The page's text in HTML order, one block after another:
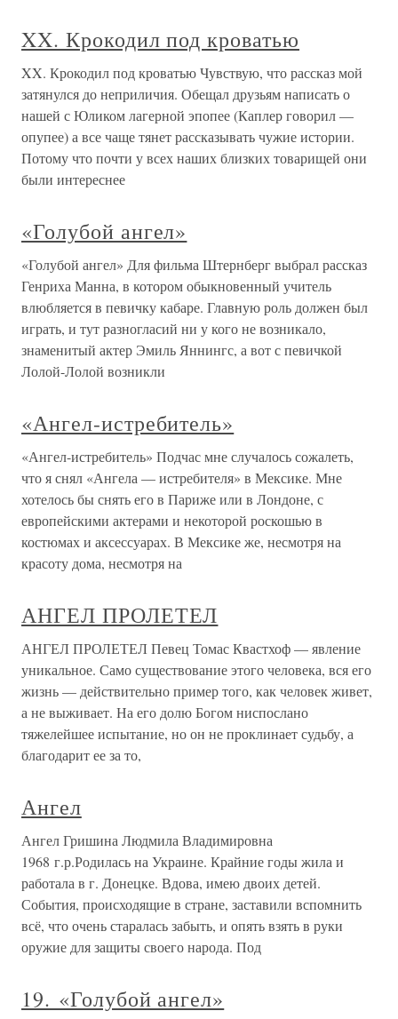
XX. Крокодил под кроватью
XX. Крокодил под кроватью Чувствую, что рассказ мой
затянулся до неприличия. Обещал друзьям написать о
нашей с Юликом лагерной эпопее (Каплер говорил —
опупее) а все чаще тянет рассказывать чужие истории.
Потому что почти у всех наших близких товарищей они
были интереснее
«Голубой ангел»
«Голубой ангел» Для фильма Штернберг выбрал рассказ
Генриха Манна, в котором обыкновенный учитель
влюбляется в певичку кабаре. Главную роль должен был
играть, и тут разногласий ни у кого не возникало,
знаменитый актер Эмиль Яннингс, а вот с певичкой
Лолой-Лолой возникли
«Ангел-истребитель»
«Ангел-истребитель» Подчас мне случалось сожалеть,
что я снял «Ангела — истребителя» в Мексике. Мне
хотелось бы снять его в Париже или в Лондоне, с
европейскими актерами и некоторой роскошью в
костюмах и аксессуарах. В Мексике же, несмотря на
красоту дома, несмотря на
АНГЕЛ ПРОЛЕТЕЛ
АНГЕЛ ПРОЛЕТЕЛ Певец Томас Квастхоф — явление
уникальное. Само существование этого человека, вся его
жизнь — действительно пример того, как человек живет,
а не выживает. На его долю Богом ниспослано
тяжелейшее испытание, но он не проклинает судьбу, а
благодарит ее за то,
Ангел
Ангел Гришина Людмила Владимировна
1968 г.р.Родилась на Украине. Крайние годы жила и
работала в г. Донецке. Вдова, имею двоих детей.
События, происходящие в стране, заставили вспомнить
всё, что очень старалась забыть, и опять взять в руки
оружие для защиты своего народа. Под
19. «Голубой ангел»